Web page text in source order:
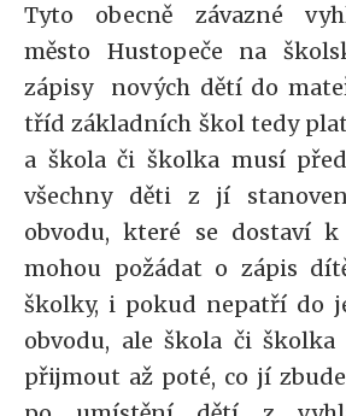
Tyto obecně závazné
město Hustopeče na
zápisy nových dětí do
tříd základních škol tedy
a škola či školka musí
všechny děti z jí
obvodu, které se dostaví k
mohou požádat o zápis
školky, i pokud nepatří do
obvodu, ale škola či
přijmout až poté, co jí